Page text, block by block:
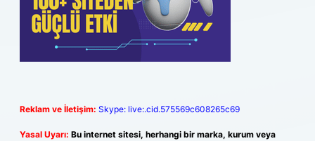
Reklam ve İletişim: Skype: live:.cid.575569c608265c69
Yasal Uyarı: Bu internet sitesi, herhangi bir marka, kurum veya